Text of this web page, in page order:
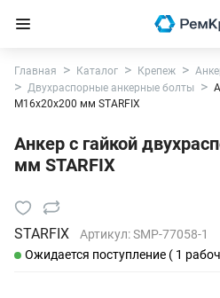
Главная Каталог Крепеж
Двухраспорные анкерные болты
М16х20х200 мм STARFIX
Анкер с гайкой
мм STARFIX
STARFIX Артикул:SMP-77058-1
Ожидается поступление ( 1